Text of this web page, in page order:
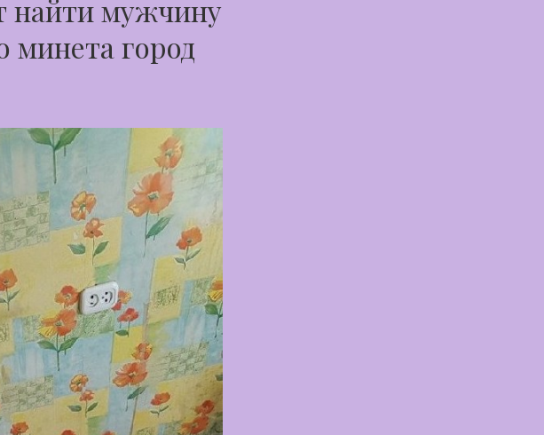
найти мужчину
минета город